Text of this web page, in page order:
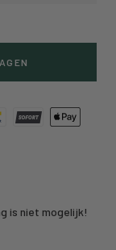
is niet mogelijk!